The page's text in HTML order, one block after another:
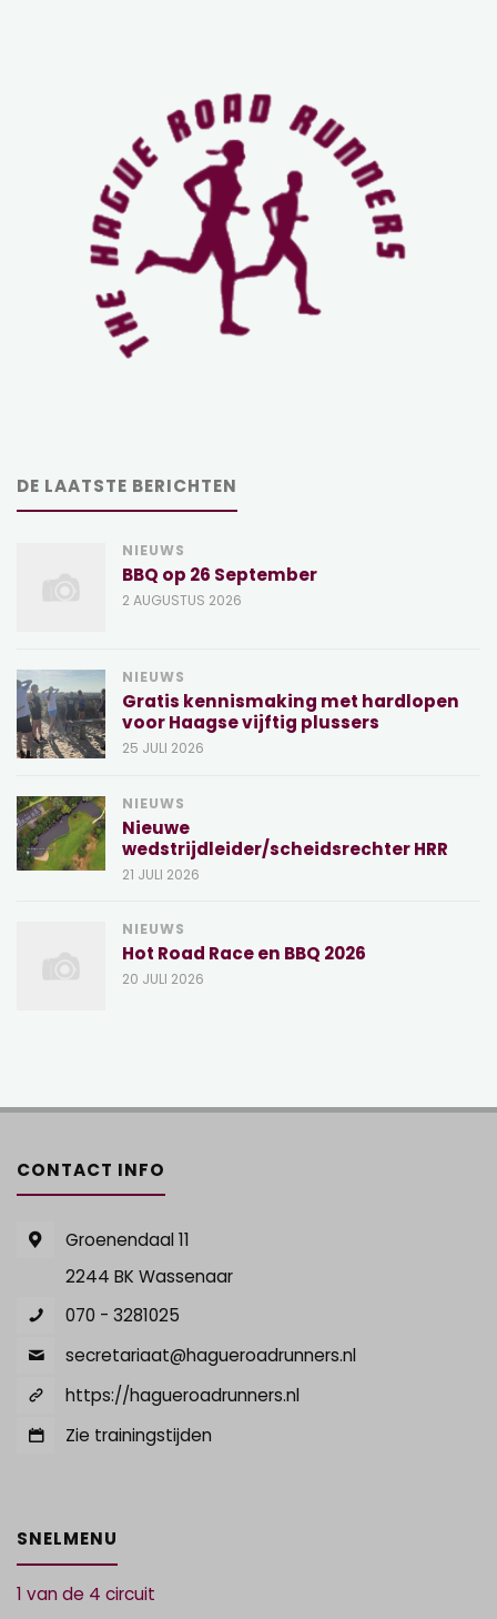
DE LAATSTE BERICHTEN
NIEUWS
BBQ op 26 September
2 AUGUSTUS 2026
NIEUWS
Gratis kennismaking met hardlopen
voor Haagse vijftig plussers
25 JULI 2026
NIEUWS
Nieuwe
wedstrijdleider/scheidsrechter HRR
21 JULI 2026
NIEUWS
Hot Road Race en BBQ 2026
20 JULI 2026
CONTACT INFO
Groenendaal 11
2244 BK Wassenaar
070 - 3281025
secretariaat@hagueroadrunners.nl
https://hagueroadrunners.nl
Zie trainingstijden
SNELMENU
1 van de 4 circuit